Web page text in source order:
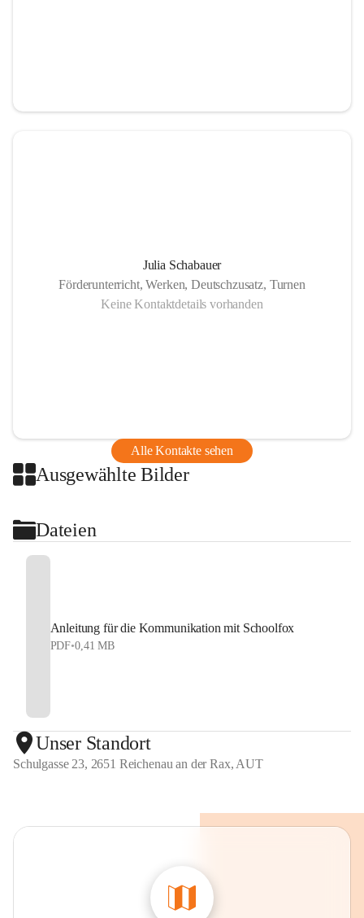
Julia Schabauer
Förderunterricht, Werken, Deutschzusatz, Turnen
Keine Kontaktdetails vorhanden
Alle Kontakte sehen
Ausgewählte Bilder
Dateien
Anleitung für die Kommunikation mit Schoolfox
PDF•0,41 MB
Unser Standort
Schulgasse 23, 2651 Reichenau an der Rax, AUT